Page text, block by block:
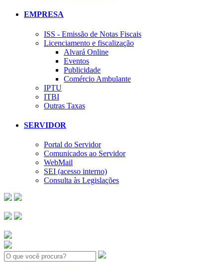
EMPRESA
ISS - Emissão de Notas Fiscais
Licenciamento e fiscalização
Alvará Online
Eventos
Publicidade
Comércio Ambulante
IPTU
ITBI
Outras Taxas
SERVIDOR
Portal do Servidor
Comunicados ao Servidor
WebMail
SEI (acesso interno)
Consulta às Legislações
Search: